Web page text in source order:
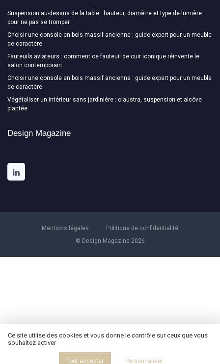
Suspension au-dessus de la table : hauteur, diamètre et type de lumière
pour ne pas se tromper
Choisir une console en bois massif ancienne : guide expert pour un meuble
de caractère
Fauteuils aviateurs : comment ce fauteuil de cuir iconique réinvente le
salon contemporain
Choisir une console en bois massif ancienne : guide expert pour un meuble
de caractère
Végétaliser un intérieur sans jardinière : claustra, suspension et alcôve
plantée
Design Magazine
Mentions légales
Politique de confidentialité
© Design Magazine 2026
Ce site utilise des cookies et vous donne le contrôle sur ceux que vous
souhaitez activer
Tout accepter Personnaliser